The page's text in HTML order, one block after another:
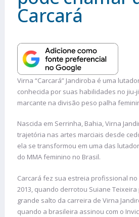
Carcará
Virna “Carcará” Jandiroba é uma
conhecida por suas habilidades no jiu-
marcante na divisão peso palha
Nascida em Serrinha, Bahia, Virna
trajetória nas artes marciais desde
ela se transformou em uma das
do MMA feminino no Brasil.
Carcará fez sua estreia profissional no
2013, quando derrotou Suiane
grande salto da carreira de Virna
quando a brasileira assinou com o